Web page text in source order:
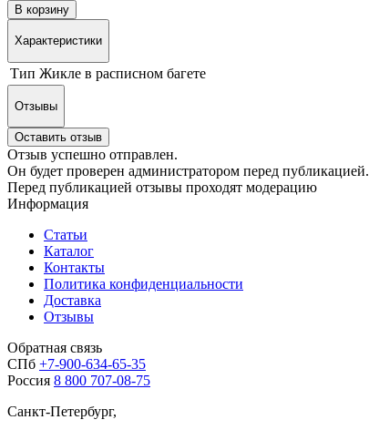
В корзину
Характеристики
Тип Жикле в расписном багете
Отзывы
Оставить отзыв
Отзыв успешно отправлен.
Он будет проверен администратором перед публикацией.
Перед публикацией отзывы проходят модерацию
Информация
Статьи
Каталог
Контакты
Политика конфиденциальности
Доставка
Отзывы
Обратная связь
СПб +7-900-634-65-35
Россия 8 800 707-08-75
Санкт-Петербург,